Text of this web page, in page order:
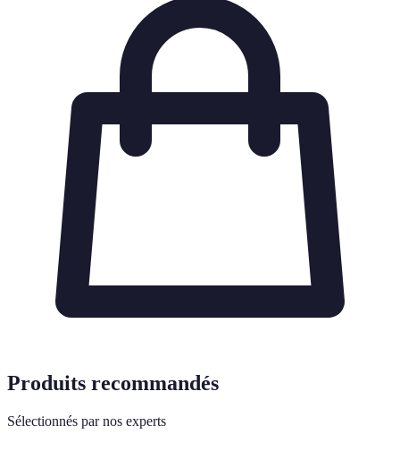
Produits recommandés
Sélectionnés par nos experts